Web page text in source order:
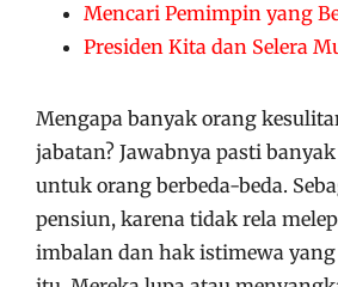
Mencari Pemimpin yang
Presiden Kita dan Selera
Mengapa banyak orang
jabatan? Jawabnya pasti
untuk orang berbeda-beda.
pensiun, karena tidak rela
imbalan dan hak istimewa